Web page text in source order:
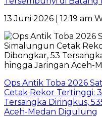
13 Juni 2026 | 12:19 am
Ops Antik Toba 2026
Cetak Rekor Tertinggi:
Tersangka Diringkus,
Aceh-Medan Digulung